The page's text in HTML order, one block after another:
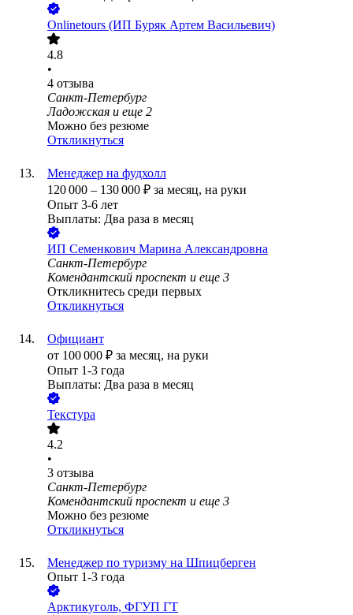
Onlinetours (ИП Буряк Артем Васильевич)
4.8
•
4 отзыва
Санкт-Петербург
Ладожская и еще 2
Можно без резюме
Откликнуться
Менеджер на фудхолл
120 000 – 130 000 ₽ за месяц, на руки
Опыт 3-6 лет
Выплаты: Два раза в месяц
ИП Семенкович Марина Александровна
Санкт-Петербург
Комендантский проспект и еще 3
Откликнитесь среди первых
Откликнуться
Официант
от 100 000 ₽ за месяц, на руки
Опыт 1-3 года
Выплаты: Два раза в месяц
Текстура
4.2
•
3 отзыва
Санкт-Петербург
Комендантский проспект и еще 3
Можно без резюме
Откликнуться
Менеджер по туризму на Шпицберген
Опыт 1-3 года
Арктикуголь, ФГУП ГТ